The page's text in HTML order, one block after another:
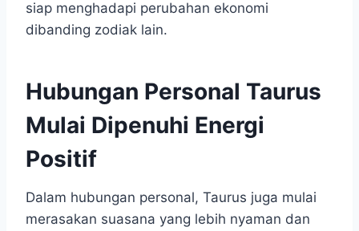
siap menghadapi perubahan ekonomi
dibanding zodiak lain.
Hubungan Personal Taurus
Mulai Dipenuhi Energi
Positif
Dalam hubungan personal, Taurus juga mulai
merasakan suasana yang lebih nyaman dan